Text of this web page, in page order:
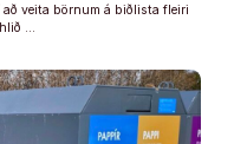
veita börnum á biðlista fleiri
…